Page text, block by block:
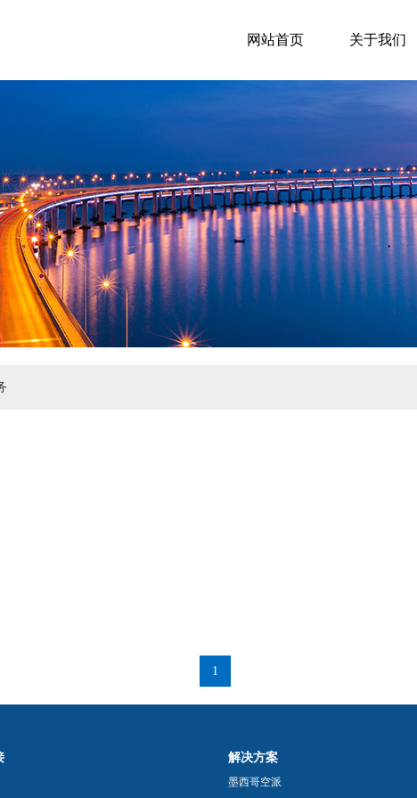
网站首页 关于我们
1
解决方案
墨西哥空派